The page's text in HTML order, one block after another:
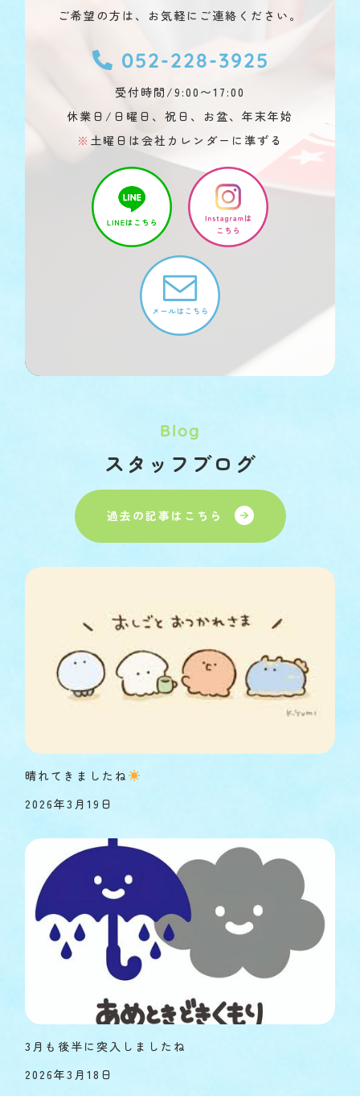
ご希望の方は、お気軽にご連絡ください。
052-228-3925
受付時間/9:00〜17:00
休業日/日曜日、祝日、お盆、年末年始
※ 土曜日は会社カレンダーに準ずる
Blog
スタッフブログ
過去の記事はこちら
晴れてきましたね
2026年3月19日
3月も後半に突入しましたね
2026年3月18日